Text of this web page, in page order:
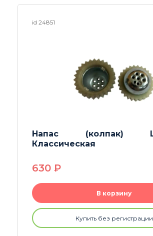
id 17894
Сетка-полусфера 20mm
35P
В корзину
Купить без регистрации